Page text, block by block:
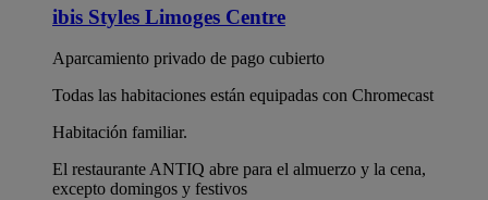
ibis Styles Limoges Centre
Aparcamiento privado de pago cubierto
Todas las habitaciones están equipadas con Chromecast
Habitación familiar.
El restaurante ANTIQ abre para el almuerzo y la cena,
excepto domingos y festivos